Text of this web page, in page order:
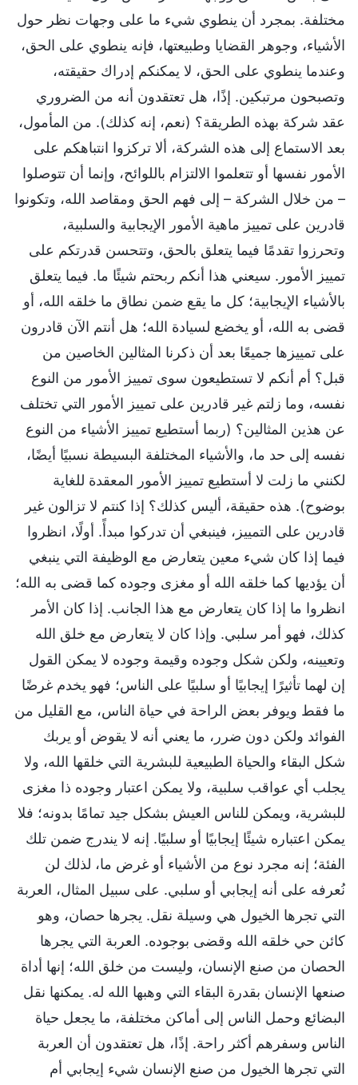
مختلفة. بمجرد أن ينطوي شيء ما على وجهات نظر حول
الأشياء، وجوهر القضايا وطبيعتها، فإنه ينطوي على الحق،
وعندما ينطوي على الحق، لا يمكنكم إدراك حقيقته،
وتصبحون مرتبكين. إذًا، هل تعتقدون أنه من الضروري
عقد شركة بهذه الطريقة؟ (نعم، إنه كذلك). من المأمول،
بعد الاستماع إلى هذه الشركة، ألا تركزوا انتباهكم على
الأمور نفسها أو تتعلموا الالتزام باللوائح، وإنما أن تتوصلوا
– من خلال الشركة – إلى فهم الحق ومقاصد الله، وتكونوا
قادرين على تمييز ماهية الأمور الإيجابية والسلبية،
وتحرزوا تقدمًا فيما يتعلق بالحق، وتتحسن قدرتكم على
تمييز الأمور. سيعني هذا أنكم ربحتم شيئًا ما. فيما يتعلق
بالأشياء الإيجابية؛ كل ما يقع ضمن نطاق ما خلقه الله، أو
قضى به الله، أو يخضع لسيادة الله؛ هل أنتم الآن قادرون
على تمييزها جميعًا بعد أن ذكرنا المثالين الخاصين من
قبل؟ أم أنكم لا تستطيعون سوى تمييز الأمور من النوع
نفسه، وما زلتم غير قادرين على تمييز الأمور التي تختلف
عن هذين المثالين؟ (ربما أستطيع تمييز الأشياء من النوع
نفسه إلى حد ما، والأشياء المختلفة البسيطة نسبيًا أيضًا،
لكنني ما زلت لا أستطيع تمييز الأمور المعقدة للغاية
بوضوح). هذه حقيقة، أليس كذلك؟ إذا كنتم لا تزالون غير
قادرين على التمييز، فينبغي أن تدركوا مبدأً. أولًا، انظروا
فيما إذا كان شيء معين يتعارض مع الوظيفة التي ينبغي
أن يؤديها كما خلقه الله أو مغزى وجوده كما قضى به الله؛
انظروا ما إذا كان يتعارض مع هذا الجانب. إذا كان الأمر
كذلك، فهو أمر سلبي. وإذا كان لا يتعارض مع خلق الله
وتعيينه، ولكن شكل وجوده وقيمة وجوده لا يمكن القول
إن لهما تأثيرًا إيجابيًا أو سلبيًا على الناس؛ فهو يخدم غرضًا
ما فقط ويوفر بعض الراحة في حياة الناس، مع القليل من
الفوائد ولكن دون ضرر، ما يعني أنه لا يقوض أو يربك
شكل البقاء والحياة الطبيعية للبشرية التي خلقها الله، ولا
يجلب أي عواقب سلبية، ولا يمكن اعتبار وجوده ذا مغزى
للبشرية، ويمكن للناس العيش بشكل جيد تمامًا بدونه؛ فلا
يمكن اعتباره شيئًا إيجابيًا أو سلبيًا. إنه لا يندرج ضمن تلك
الفئة؛ إنه مجرد نوع من الأشياء أو غرض ما، لذلك لن
نُعرفه على أنه إيجابي أو سلبي. على سبيل المثال، العربة
التي تجرها الخيول هي وسيلة نقل. يجرها حصان، وهو
كائن حي خلقه الله وقضى بوجوده. العربة التي يجرها
الحصان من صنع الإنسان، وليست من خلق الله؛ إنها أداة
صنعها الإنسان بقدرة البقاء التي وهبها الله له. يمكنها نقل
البضائع وحمل الناس إلى أماكن مختلفة، ما يجعل حياة
الناس وسفرهم أكثر راحة. إذًا، هل تعتقدون أن العربة
التي تجرها الخيول من صنع الإنسان شيء إيجابي أم